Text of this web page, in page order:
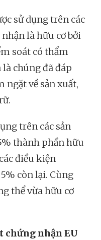
sử dụng trên các
là hữu cơ bởi
soát có thẩm
chúng đã đáp
ngặt về sản xuất,
trên các sản
thành phần hữu
điều kiện
còn lại. Cùng
thể vừa hữu cơ
chứng nhận EU